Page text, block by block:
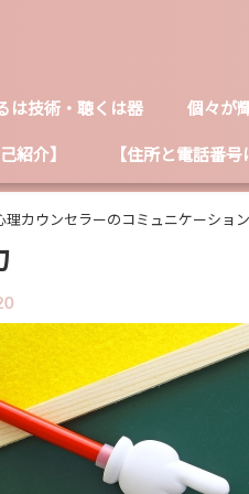
は技術・聴くは器 個々が
紹介】 【住所と電話番
理カウンセラーのコミュニケーショ